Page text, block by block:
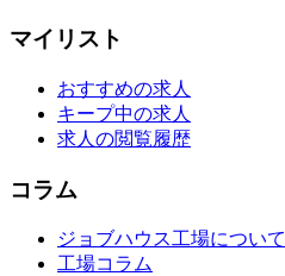
マイリスト
おすすめの求人
キープ中の求人
求人の閲覧履歴
コラム
ジョブハウス工場について
工場コラム